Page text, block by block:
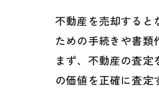
不動産を売却すると
ための手続きや書類
まず、不動産の査
の価値を正確に査